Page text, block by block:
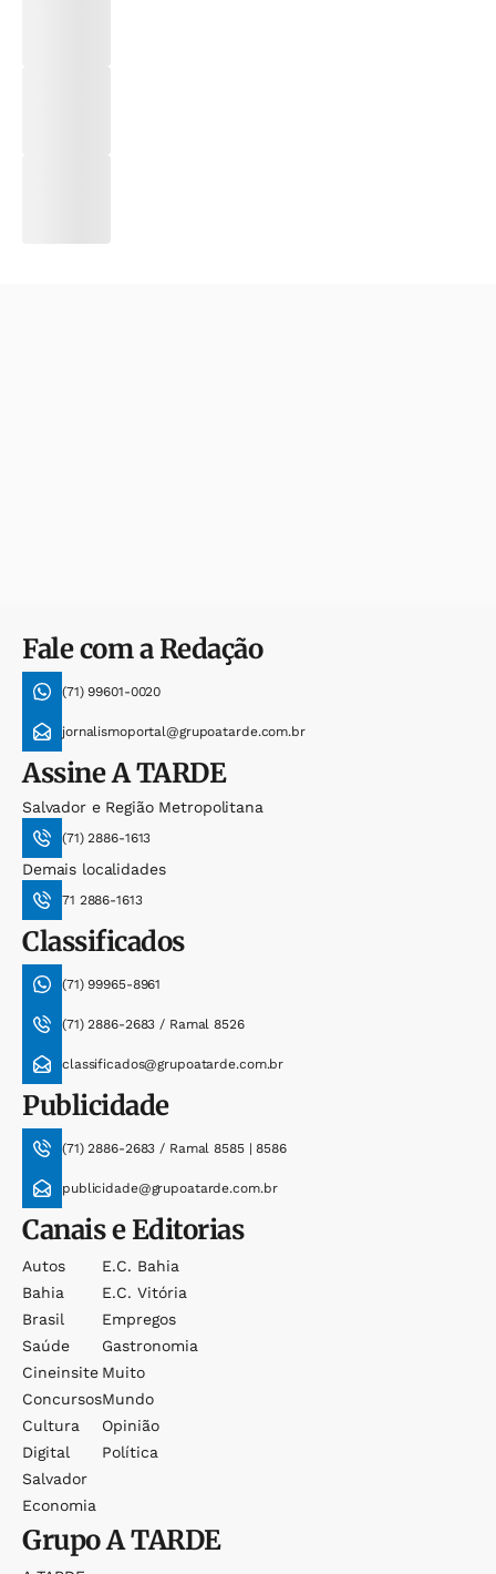
Fale com a Redação
(71) 99601-0020
jornalismoportal@grupoatarde.com.br
AssineA TARDE
Salvador e Região Metropolitana
(71) 2886-1613
Demais localidades
71 2886-1613
Classificados
(71) 99965-8961
(71) 2886-2683 / Ramal 8526
classificados@grupoatarde.com.br
Publicidade
(71) 2886-2683 / Ramal 8585 | 8586
publicidade@grupoatarde.com.br
Canais e Editorias
Autos
Bahia
Brasil
Saúde
Cineinsite
Concursos
Cultura
Digital
Salvador
Economia
E.c. Bahia
E.c. Vitória
Empregos
Gastronomia
Muito
Mundo
Opinião
Política
GrupoA TARDE